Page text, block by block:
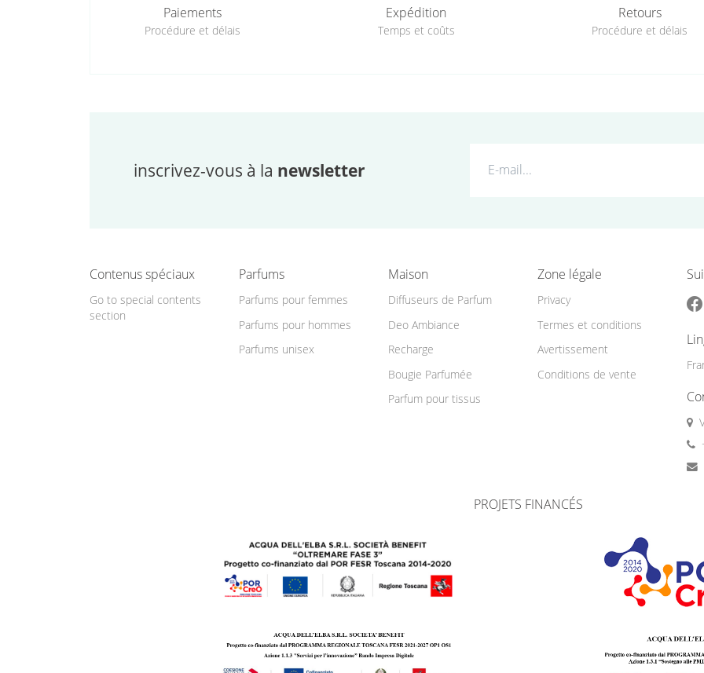
Paiements
Procédure et délais
Expédition
Temps et coûts
Retours
Procédure et délais
inscrivez-vous à la newsletter
Contenus spéciaux
Go to special contents
section
Parfums
Parfums pour femmes
Parfums pour hommes
Parfums unisex
Maison
Diffuseurs de Parfum
Deo Ambiance
Recharge
Bougie Parfumée
Parfum pour tissus
Zone légale
Privacy
Termes et conditions
Avertissement
Conditions de vente
PROJETS FINANCÉS